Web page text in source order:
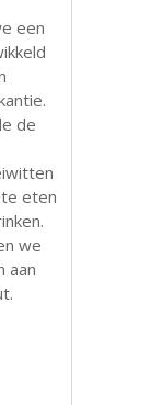
een
de
eten
we
aan